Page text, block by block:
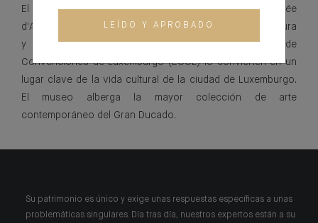
El Banco promueve el mundo del arte apoyando al Musée
d'Art Moderne Grand-Duc Jean (MUDAM), cuya arquitectura
y proximidad a la Philharmonie y al Centro Europeo de
Convenciones de Luxemburgo (ECCL) lo convierten en un
lugar clave de la vida cultural de la ciudad de Luxemburgo.
El museo alberga la mayor colección de arte
contemporáneo del Gran Ducado.
Su patrimonio es único y exige unas respuestas específicas a unas
problemáticas singulares. Día tras día, nuestros expertos están a su
LEÍDO Y APROBADO